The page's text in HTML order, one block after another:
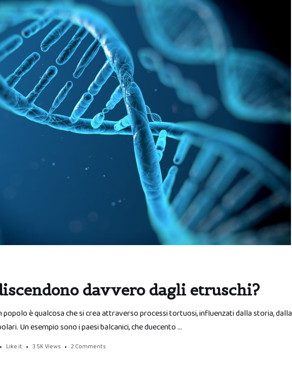
davvero dagli etruschi?
popolo è qualcosa che si crea attraverso processi tortuosi, influenzati dalla storia, dalla
Un esempio sono i paesi balcanici, che duecento …
Like it 3.5K Views 2 Comments